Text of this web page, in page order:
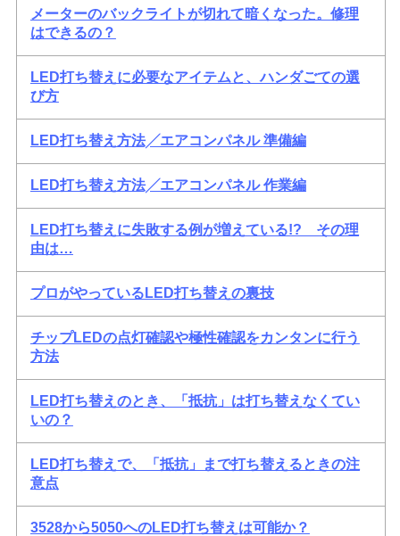
メーターのバックライトが切れて暗くなった。修理
はできるの？
LED打ち替えに必要なアイテムと、ハンダごての選
び方
LED打ち替え方法╱エアコンパネル 準備編
LED打ち替え方法╱エアコンパネル 作業編
LED打ち替えに失敗する例が増えている!? その理
由は…
プロがやっているLED打ち替えの裏技
チップLEDの点灯確認や極性確認をカンタンに行う
方法
LED打ち替えのとき、「抵抗」は打ち替えなくてい
いの？
LED打ち替えで、「抵抗」まで打ち替えるときの注
意点
3528から5050へのLED打ち替えは可能か？